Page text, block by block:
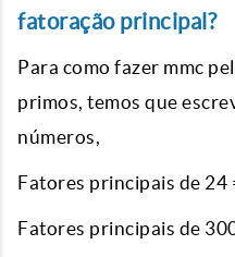
fatoração principal?
Para como fazer mmc
primos, temos que
números,
Fatores principais de 24
Fatores principais de